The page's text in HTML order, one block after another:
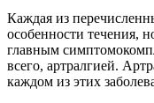
Каждая из
особенности течения,
главным
всего, артралгией.
каждом из этих